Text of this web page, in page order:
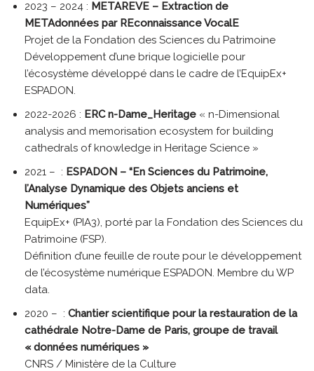
2023 – 2024 : METAREVE – Extraction de
METAdonnées par REconnaissance VocalE
Projet de la Fondation des Sciences du Patrimoine
Développement d’une brique logicielle pour
l’écosystème développé dans le cadre de l’EquipEx+
ESPADON.
2022-2026 : ERC n-Dame_Heritage « n-Dimensional
analysis and memorisation ecosystem for building
cathedrals of knowledge in Heritage Science »
2021 – : ESPADON – “En Sciences du Patrimoine,
l’Analyse Dynamique des Objets anciens et
Numériques”
EquipEx+ (PIA3), porté par la Fondation des Sciences du
Patrimoine (FSP).
Définition d’une feuille de route pour le développement
de l’écosystème numérique ESPADON. Membre du WP
data.
2020 – : Chantier scientifique pour la restauration de la
cathédrale Notre-Dame de Paris, groupe de travail
« données numériques »
CNRS / Ministère de la Culture